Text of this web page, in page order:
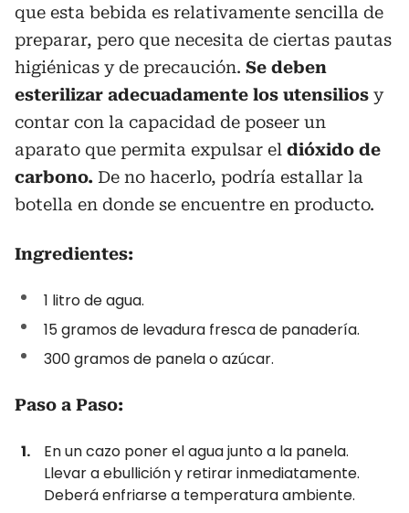
que esta bebida es relativamente sencilla de
preparar, pero que necesita de ciertas pautas
higiénicas y de precaución. Se deben
esterilizar adecuadamente los utensilios y
contar con la capacidad de poseer un
aparato que permita expulsar el dióxido de
carbono. De no hacerlo, podría estallar la
botella en donde se encuentre en producto.
Ingredientes:
1 litro de agua.
15 gramos de levadura fresca de panadería.
300 gramos de panela o azúcar.
Paso a Paso:
En un cazo poner el agua junto a la panela.
Llevar a ebullición y retirar inmediatamente.
Deberá enfriarse a temperatura ambiente.